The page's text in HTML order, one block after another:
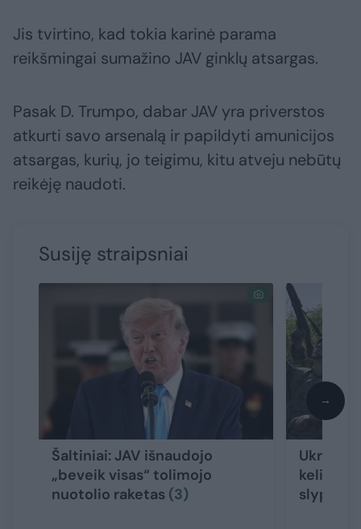
Jis tvirtino, kad tokia karinė parama
reikšmingai sumažino JAV ginklų atsargas.
Pasak D. Trumpo, dabar JAV yra priverstos
atkurti savo arsenalą ir papildyti amunicijos
atsargas, kurių, jo teigimu, kitu atveju nebūtų
reikėję naudoti.
Susiję straipsniai
Šaltiniai: JAV išnaudojo
„beveik visas“ tolimojo
nuotolio raketas (3)
keliantis
slypi
→